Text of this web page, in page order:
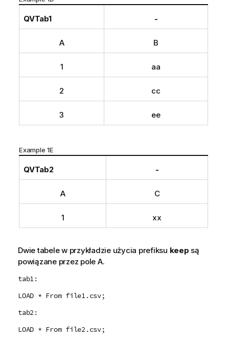
QVTab1 -
A B
1 aa
2 cc
3 ee
Example 1E
QVTab2 -
A C
1 xx
Dwie tabele w przykładzie użycia prefiksu keep są
powiązane przez pole A.
tab1:
LOAD * From file1.csv;
tab2:
LOAD * From file2.csv;